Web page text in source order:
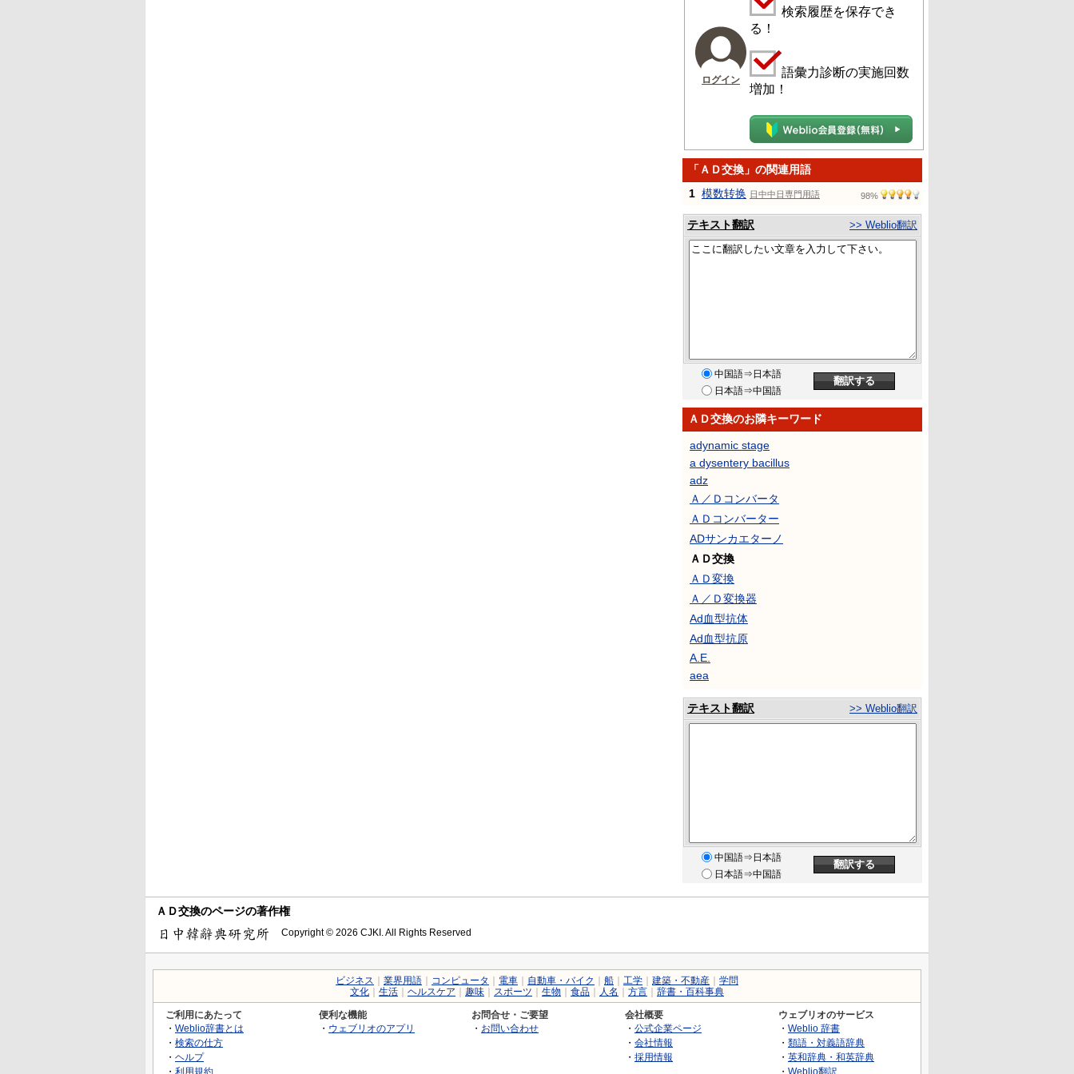
ログイン
検索履歴を保存でき
る！
語彙力診断の実施回数
増加！
「ＡＤ交換」の関連用語
1 模数转换 日中中日専門用語 98%
テキスト翻訳 >> Weblio翻訳
中国語⇒日本語
日本語⇒中国語
ＡＤ交換のお隣キーワード
adynamic stage
a dysentery bacillus
adz
Ａ／Ｄコンバータ
ＡＤコンバーター
ADサンカエターノ
ＡＤ交換
ＡＤ変換
Ａ／Ｄ変換器
Ad血型抗体
Ad血型抗原
A.E.
aea
テキスト翻訳 >> Weblio翻訳
中国語⇒日本語
日本語⇒中国語
ＡＤ交換のページの著作権
Copyright © 2026 CJKI. All Rights Reserved
ビジネス 業界用語 コンピュータ 電車 自動車・バイク 船 工学 建築・不動産
学問
文化
生活 ヘルスケア 趣味 スポーツ 生物 食品 人名 方言 辞書・百科事典
ご利用にあたって
・ Weblio辞書とは
・ 検索の仕方
・ ヘルプ
・ 利用規約
便利な機能
・ ウェブリオのアプリ
お問合せ・ご要望
・ お問い合わせ
会社概要
・ 公式企業ページ
・ 会社情報
・ 採用情報
ウェブリオのサービス
・ Weblio 辞書
・ 類語・対義語辞典
・ 英和辞典・和英辞典
・ Weblio翻訳